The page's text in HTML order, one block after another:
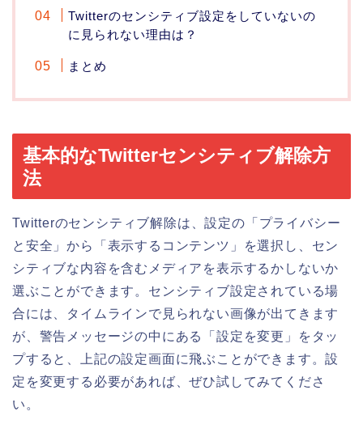
Twitterのセンシティブ設定をしていないの
に見られない理由は？
まとめ
基本的なTwitterセンシティブ解除方
法
Twitterのセンシティブ解除は、設定の「プライバシー
と安全」から「表示するコンテンツ」を選択し、セン
シティブな内容を含むメディアを表示するかしないか
選ぶことができます。センシティブ設定されている場
合には、タイムラインで見られない画像が出てきます
が、警告メッセージの中にある「設定を変更」をタッ
プすると、上記の設定画面に飛ぶことができます。設
定を変更する必要があれば、ぜひ試してみてくださ
い。